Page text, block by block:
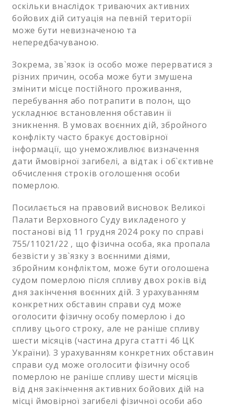
оскільки внаслідок триваючих активних
бойових дій ситуація на певній території
може бути невизначеною та
непередбачуваною.
Зокрема, зв`язок із особо може перерватися з
різних причин, особа може бути змушена
змінити місце постійного проживання,
перебування або потрапити в полон, що
ускладнює встановлення обставин її
зникнення. В умовах воєнних дій, збройного
конфлікту часто бракує достовірної
інформації, що унеможливлює визначення
дати ймовірної загибелі, а відтак і об`єктивне
обчислення строків оголошення особи
померлою.
Посилається на правовий висновок Великої
Палати Верховного Суду викладеного у
постанові від 11 грудня 2024 року по справі
755/11021/22 , що фізична особа, яка пропала
безвісти у зв`язку з воєнними діями,
збройним конфліктом, може бути оголошена
судом померлою після спливу двох років від
дня закінчення воєнних дій. 3 урахуванням
конкретних обставин справи суд може
оголосити фізичну особу померлою і до
спливу цього строку, але не раніше спливу
шести місяців (частина друга статті 46 ЦК
України). З урахуванням конкретних обставин
справи суд може оголосити фізичну особ
померлою не раніше спливу шести місяців
від дня закінчення активних бойових дій на
місці ймовірної загибелі фізичної особи або